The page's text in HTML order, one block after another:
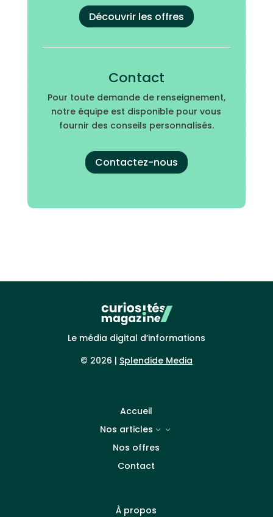
Découvrir les offres
Contact
Pour toute demande de renseignement,
notre équipe est disponible pour vous
fournir des conseils personnalisés.
Contactez-nous
Le média digital d’informations
© 2026 | Splendide Media
Accueil
Nos articles
3
Nos offres
Contact
À propos